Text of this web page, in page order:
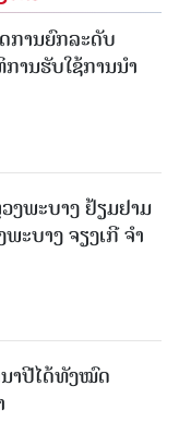
ການຍົກລະດັບ
ານຮັບໃຊ້ການນໍາ
ງພະບາງ ຢ້ຽມ​ຢາມ
ະບາງ ຈຽງເກີ ຈໍາ
າປີໄດ້ທັງໝົດ